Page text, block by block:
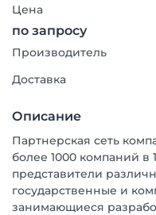
Цена
по запросу
Производитель
Доставка
Описание
Партнерская сеть
более 1000 компаний в
представители
государственные и
занимающиеся